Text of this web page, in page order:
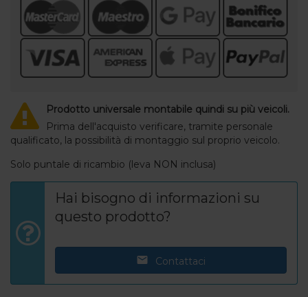
Prodotto universale montabile quindi su più veicoli.
Prima dell'acquisto verificare, tramite personale
qualificato, la possibilità di montaggio sul proprio veicolo.
Solo puntale di ricambio (leva NON inclusa)
Hai bisogno di informazioni su
questo prodotto?
Contattaci